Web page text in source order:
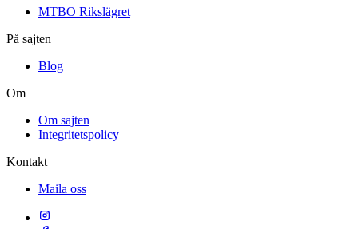
MTBO Rikslägret
På sajten
Blog
Om
Om sajten
Integritetspolicy
Kontakt
Maila oss